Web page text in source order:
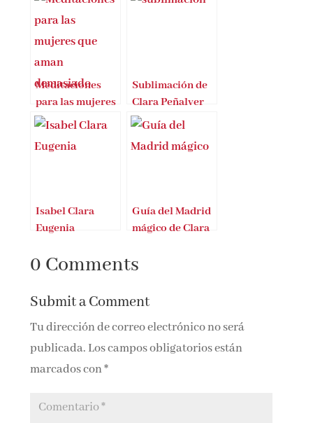
Meditaciones
para las mujeres
que aman
Sublimación de
Clara Peñalver
Isabel Clara
Eugenia
Guía del Madrid
mágico de Clara
0 Comments
Submit a Comment
Tu dirección de correo electrónico no será
publicada. Los campos obligatorios están
marcados con*